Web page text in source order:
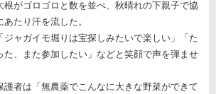
根がゴロゴロと数を並べ、秋晴れの下親子で協
たり汗を流した。
ジャガイモ堀りは宝探しみたいで楽しい」「た
た、また参加したい」などと笑顔で声を弾ませ
護者は「無農薬でこんなに大きな野菜ができて